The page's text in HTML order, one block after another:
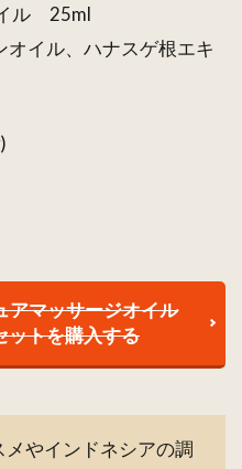
イル 25ml
イル、ハナスゲ根エキ
アマッサージオイル
ットを購入する
やインドネシアの調